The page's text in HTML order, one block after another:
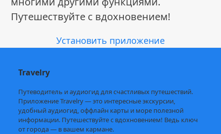
Путешествуйте с вдохновением!
Установить приложение
Travelry
Путеводитель и аудиогид для счастливых путешествий.
Приложение Travelry — это интересные экскурсии,
удобный аудиогид, оффлайн карты и море полезной
информации. Путешествуйте с вдохновением! Ведь ключ
от города — в вашем кармане.